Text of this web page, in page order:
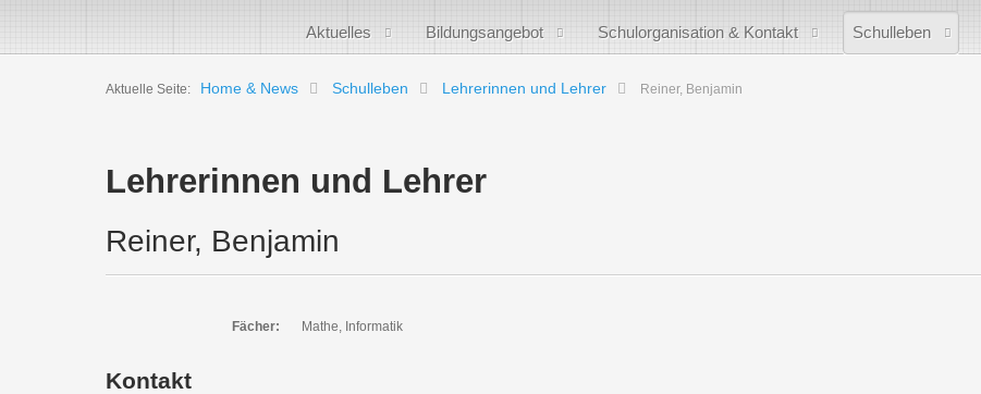
Aktuelles Bildungsangebot Schulorganisation & Kontakt Schulleben
Aktuelle Seite: Home & News Schulleben Lehrerinnen und Lehrer Reiner, Benjamin
Lehrerinnen und Lehrer
Reiner, Benjamin
Fächer: Mathe, Informatik
Kontakt